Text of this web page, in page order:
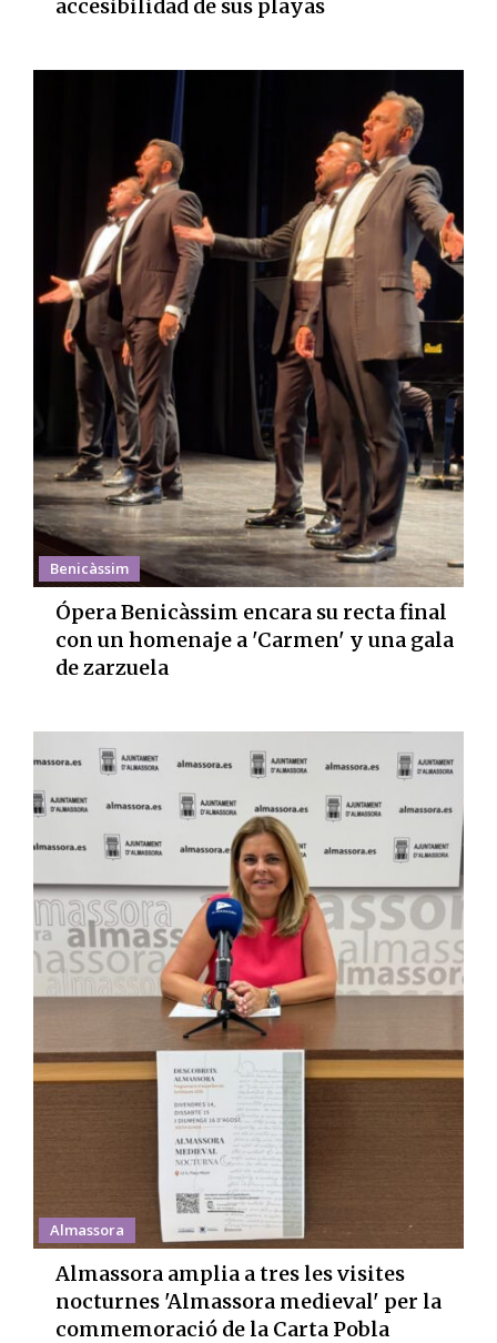
accesibilidad de sus playas
Benicàssim
Ópera Benicàssim encara su recta final
con un homenaje a 'Carmen' y una gala
de zarzuela
Almassora
Almassora amplia a tres les visites
nocturnes 'Almassora medieval' per la
commemoració de la Carta Pobla